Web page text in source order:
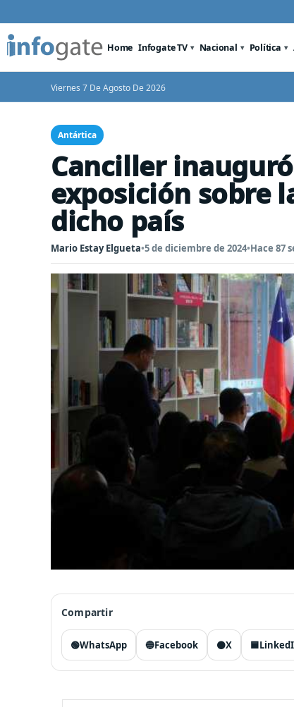
Home Infogate TV Nacional Política
Viernes 7 De Agosto De 2026
Antártica
Canciller
exposición sobre
dicho país
Mario Estay Elgueta•5 de diciembre de 2024•Hace 87
Compartir
🟢WhatsApp 🔵Facebook ⚫X 🟦